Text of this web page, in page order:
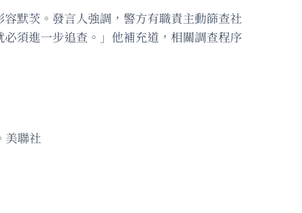
默茨。發言人強調，警方有職責主動篩查社
須進一步追查。」他補充道，相關調查程序
美聯社